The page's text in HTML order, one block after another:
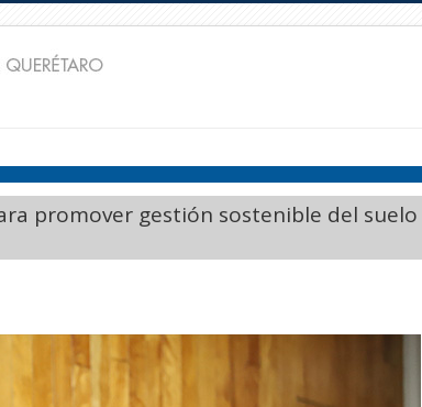
promover gestión sostenible del